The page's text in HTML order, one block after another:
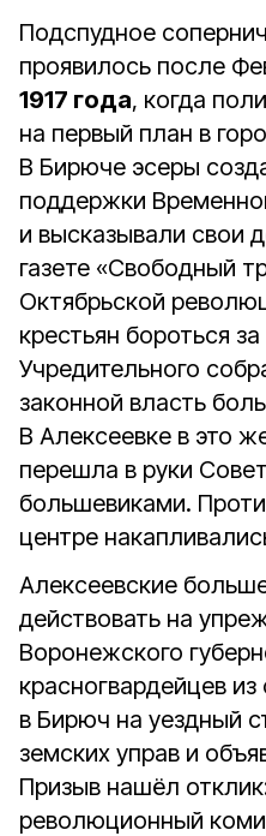
Подспудное
проявилось после
1917 года, когда
на первый план в
В Бирюче эсеры
поддержки
и высказывали свои
газете «Свободный
Октябрьской
крестьян бороться
Учредительного
законной власть
В Алексеевке в это
перешла в руки
большевиками.
центре
Алексеевские
действовать на
Воронежского
красногвардейцев
в Бирюч на уездный
земских управ и
Призыв нашёл
революционный